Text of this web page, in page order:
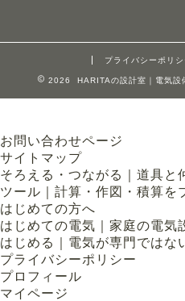
プライバシーポリシ
2026 HARITAの設計室｜電気設
お問い合わせページ
サイトマップ
そろえる・つながる｜道具と
ツール｜計算・作図・積算を
はじめての方へ
はじめての電気｜家庭の電気
はじめる｜電気が専門ではな
プライバシーポリシー
プロフィール
マイページ